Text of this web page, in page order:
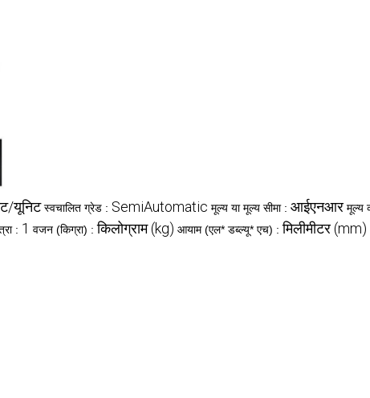
यूनिट स्वचालित ग्रेड : SemiAutomatic मूल्य या मूल्य सीमा : आईएनआर मूल्य
: 1 वजन (किग्रा) :किलोग्राम (kg) आयाम (एल* डब्ल्यू* एच) :मिलीमीटर (mm)